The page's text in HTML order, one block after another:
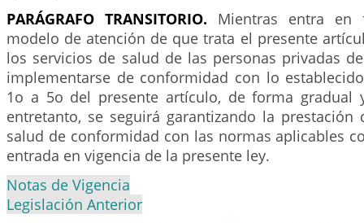
PARÁGRAFO TRANSITORIO. Mientras entra en
modelo de atención de que trata el presente
los servicios de salud de las personas privadas
implementarse de conformidad con lo
1o a 5o del presente artículo, de forma gradual
entretanto, se seguirá garantizando la prestación
salud de conformidad con las normas aplicables
entrada en vigencia de la presente ley.
Notas de Vigencia
Legislación Anterior